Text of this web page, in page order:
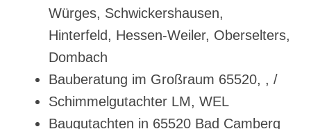
Würges, Schwickershausen,
Hinterfeld, Hessen-Weiler, Oberselters,
Dombach
Bauberatung im Großraum 65520, , /
Schimmelgutachter LM, WEL
Baugutachten in 65520 Bad Camberg